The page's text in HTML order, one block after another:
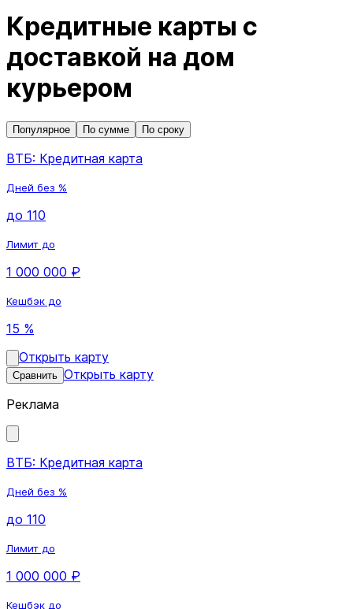
Кредитные карты с
доставкой на дом
курьером
Популярное По сумме По сроку
ВТБ: Кредитная карта
Дней без %
до 110
Лимит до
1 000 000 ₽
Кешбэк до
15 %
Открыть карту
Сравнить Открыть карту
Реклама
ВТБ: Кредитная карта
Дней без %
до 110
Лимит до
1 000 000 ₽
Кешбэк до